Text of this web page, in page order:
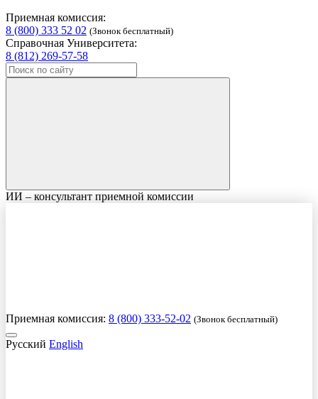
Приемная комиссия:
8 (800) 333 52 02 (Звонок бесплатный)
Справочная Университета:
8 (812) 269-57-58
ИИ – консультант приемной комиссии
Приемная комиссия: 8 (800) 333-52-02 (Звонок бесплатный)
Русский English